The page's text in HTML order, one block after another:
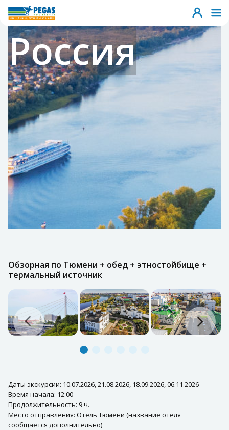
Россия
Обзорная по Тюмени + обед + этностойбище +
термальный источник
Даты экскурсии: 10.07.2026, 21.08.2026, 18.09.2026, 06.11.2026
Время начала: 12:00
Продолжительность: 9 ч.
Место отправления: Отель Тюмени (название отеля
сообщается дополнительно)